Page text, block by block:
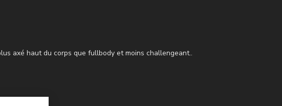
axé haut du corps que fullbody et moins challengeant..